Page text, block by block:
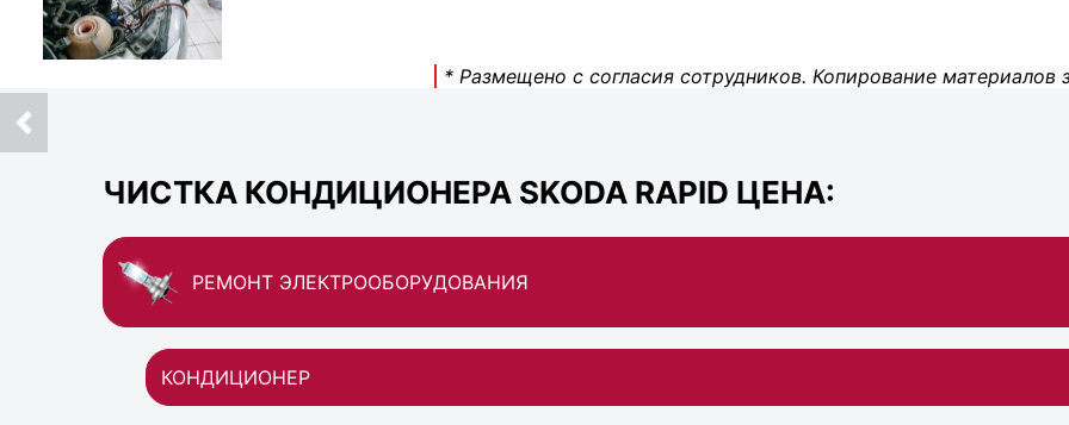
* Размещено с согласия сотрудников. Копирование материалов
ЧИСТКА КОНДИЦИОНЕРА SKODA RAPID ЦЕНА:
РЕМОНТ ЭЛЕКТРООБОРУДОВАНИЯ
КОНДИЦИОНЕР